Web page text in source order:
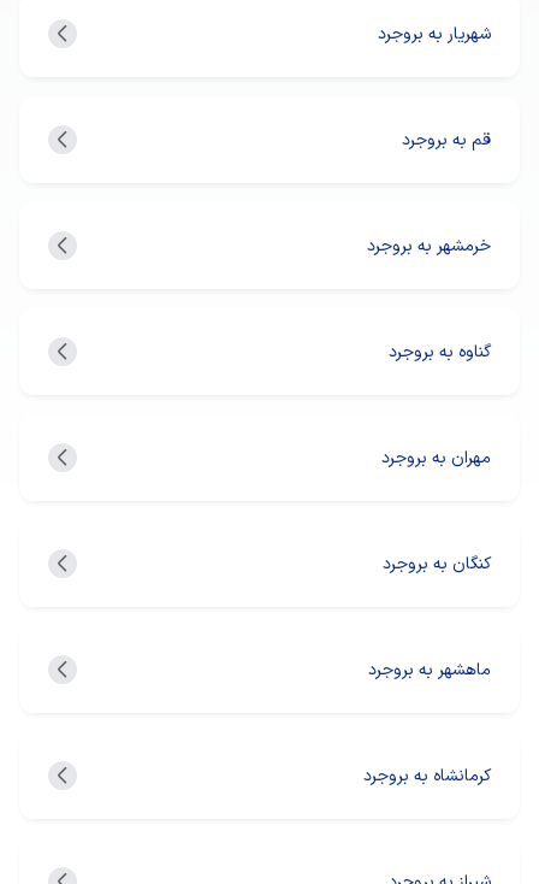
شهریار به بروجرد
قم به بروجرد
خرمشهر به بروجرد
گناوه به بروجرد
مهران به بروجرد
کنگان به بروجرد
ماهشهر به بروجرد
کرمانشاه به بروجرد